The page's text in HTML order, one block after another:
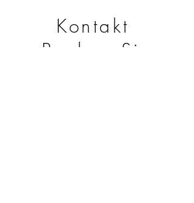
Kontakt
Buchen Sie